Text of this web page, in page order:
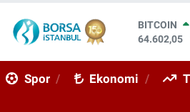
BITCOIN
64.602,05
EURO
Spor Ekonomi